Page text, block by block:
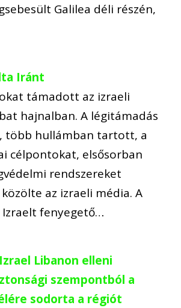
Galilea déli részén,
Iránt
támadott az izraeli
hajnalban. A légitámadás
több hullámban tartott, a
célpontokat, elsősorban
rendszereket
az izraeli média. A
Izraelt fenyegető…
Libanon elleni
szempontból a
sodorta a régiót